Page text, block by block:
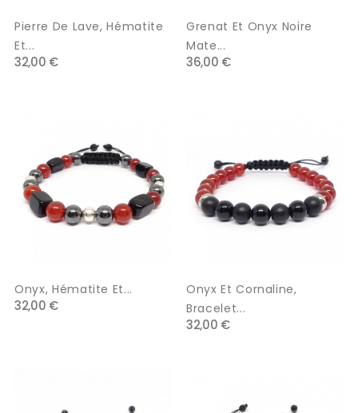
Pierre De Lave, Hématite
Et...
32,00 €
Grenat Et Onyx Noire
Mate...
36,00 €
Onyx, Hématite Et...
32,00 €
Onyx Et Cornaline,
Bracelet...
32,00 €